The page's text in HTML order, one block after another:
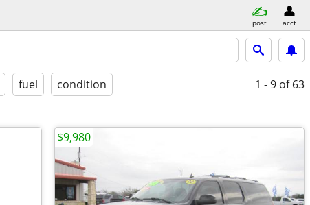
post acct
fuel condition 1 - 9 of 63
$9,980